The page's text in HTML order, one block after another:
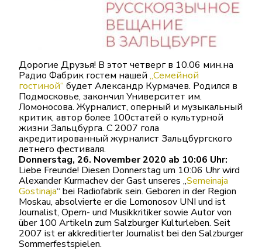
Дорогие Друзья! В этот четверг в 10.06 мин.на
Радио Фабрик гостем нашей „Семейной
гостиной“ будет Александр Курмачев. Родился в
Подмосковье, закончил​ Университет им.
Ломоносова. Журналист, оперный и​ музыкальный
критик, автор более 100статей о культурной
жизни Зальцбурга. С 2007 гола
акредитированный журналист Зальцбургского
летнего фестиваля.
Donnerstag, 26. November 2020 ab 10:06 Uhr:
Liebe Freunde! Diesen Donnerstag um 10:06 Uhr wird
Alexander Kurmachev der Gast unseres „Semeinaja
Gostinaja“ bei Radiofabrik sein. Geboren in der Region
Moskau, absolvierte er die Lomonosov UNI und ist
Journalist, Opern- und Musikkritiker sowie Autor von
über 100 Artikeln zum Salzburger Kulturleben. Seit
2007 ist er akkreditierter Journalist bei den Salzburger
Sommerfestspielen.